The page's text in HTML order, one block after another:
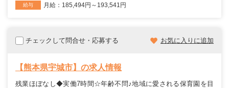
給与 月給：185,494円～193,541円
チェックして問合せ・応募する お気に入りに追加
【熊本県宇城市】の求人情報
残業ほぼなし◆実働7時間☆年齢不問♪地域に愛される保育園を目